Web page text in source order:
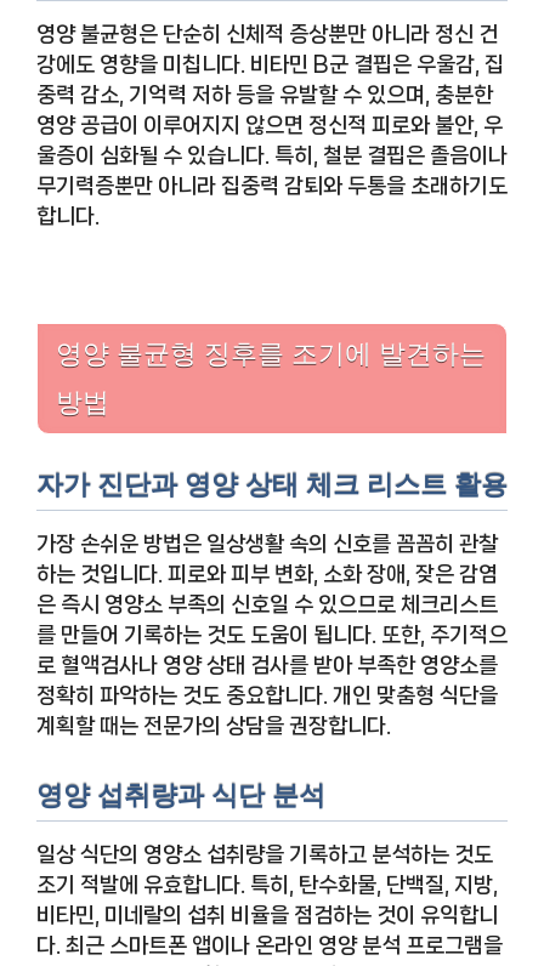
영양 불균형은 단순히 신체적 증상뿐만 아니라 정신 건
강에도 영향을 미칩니다. 비타민 B군 결핍은 우울감, 집
중력 감소, 기억력 저하 등을 유발할 수 있으며, 충분한
영양 공급이 이루어지지 않으면 정신적 피로와 불안, 우
울증이 심화될 수 있습니다. 특히, 철분 결핍은 졸음이나
무기력증뿐만 아니라 집중력 감퇴와 두통을 초래하기도
합니다.
영양 불균형 징후를 조기에 발견하는
방법
자가 진단과 영양 상태 체크 리스트 활용
가장 손쉬운 방법은 일상생활 속의 신호를 꼼꼼히 관찰
하는 것입니다. 피로와 피부 변화, 소화 장애, 잦은 감염
은 즉시 영양소 부족의 신호일 수 있으므로 체크리스트
를 만들어 기록하는 것도 도움이 됩니다. 또한, 주기적으
로 혈액검사나 영양 상태 검사를 받아 부족한 영양소를
정확히 파악하는 것도 중요합니다. 개인 맞춤형 식단을
계획할 때는 전문가의 상담을 권장합니다.
영양 섭취량과 식단 분석
일상 식단의 영양소 섭취량을 기록하고 분석하는 것도
조기 적발에 유효합니다. 특히, 탄수화물, 단백질, 지방,
비타민, 미네랄의 섭취 비율을 점검하는 것이 유익합니
다. 최근 스마트폰 앱이나 온라인 영양 분석 프로그램을